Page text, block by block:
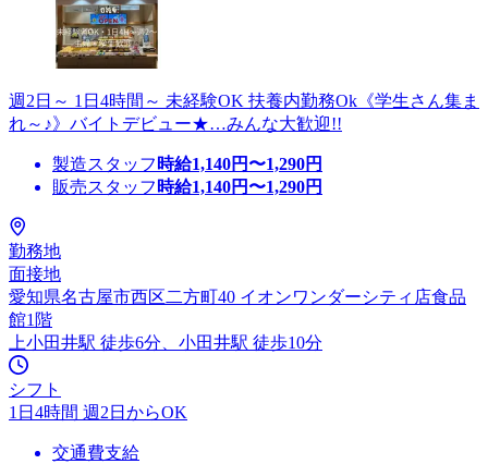
週2日～ 1日4時間～ 未経験OK 扶養内勤務Ok《学生さん集ま
れ～♪》バイトデビュー★…みんな大歓迎!!
製造スタッフ 時給1,140円〜1,290円
販売スタッフ 時給1,140円〜1,290円
勤務地
面接地
愛知県名古屋市西区二方町40 イオンワンダーシティ店食品
館1階
上小田井駅 徒歩6分、小田井駅 徒歩10分
シフト
1日4時間 週2日からOK
交通費支給